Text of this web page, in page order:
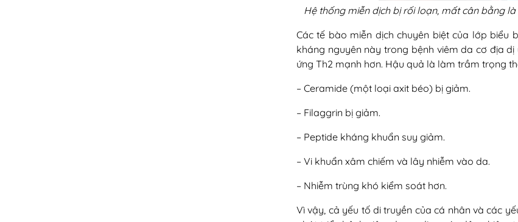
Hệ thống miễn dịch bị rối loạn, mất cân bằng
Các tế bào miễn dịch chuyên biệt của lớp
kháng nguyên này trong bệnh viêm da cơ địa
ứng Th2 mạnh hơn. Hậu quả là làm trầm trọng
– Ceramide (một loại axit béo) bị giảm.
– Filaggrin bị giảm.
– Peptide kháng khuẩn suy giảm.
– Vi khuẩn xâm chiếm và lây nhiễm vào da.
– Nhiễm trùng khó kiểm soát hơn.
Vì vậy, cả yếu tố di truyền của cá nhân và các